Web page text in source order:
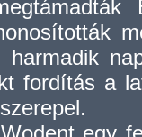
harmadik
fordítás a